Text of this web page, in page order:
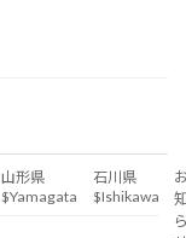
山形県
$Yamagata
石川県
$Ishikawa